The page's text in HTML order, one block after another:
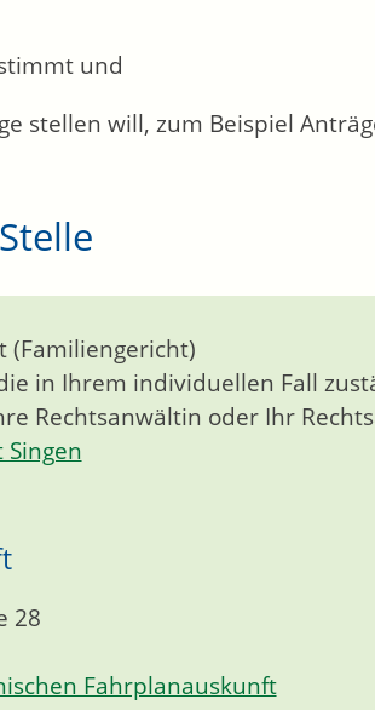
und
stellen will, zum Beispiel
(Familiengericht)
in Ihrem individuellen Fall
Rechtsanwältin oder Ihr
28
Fahrplanauskunft